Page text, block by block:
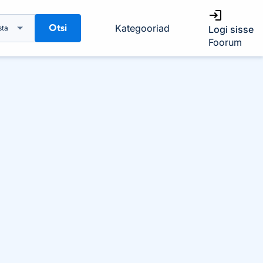
Otsi Kategooriad
Logi sisse
Foorum